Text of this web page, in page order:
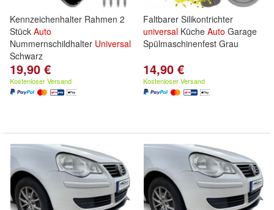
Kennzeichenhalter Rahmen 2
Stück Auto
Nummernschildhalter Universal
Schwarz
19,90 €
Kostenloser Versand
Faltbarer Silikontrichter
universal Küche Auto Garage
Spülmaschinenfest Grau
14,90 €
Kostenloser Versand